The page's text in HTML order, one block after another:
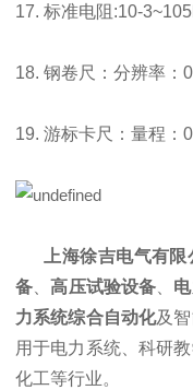
17. 标准电阻:10-
18. 钢卷尺：分辨率：
19. 游标卡尺：量程：
上海徐吉电气有限
备 、高压试验设备
力系统综合自动化及
用于电力系统、科研
化工等行业。